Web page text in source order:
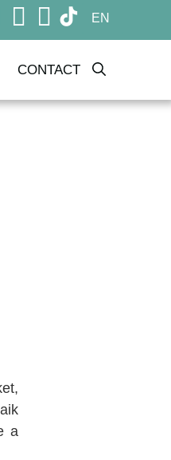
EN
CONTACT
a